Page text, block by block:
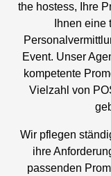
the hostess, Ihre
Ihnen
Event. Unser
kompetente
Vielzahl von
Wir pflegen
ihre
passenden